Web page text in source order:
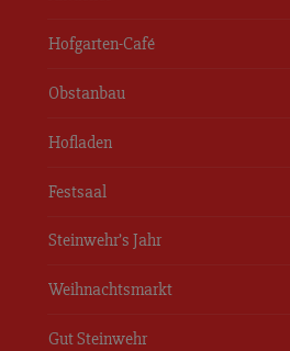
Hofgarten-Café
Obstanbau
Hofladen
Festsaal
Steinwehr’s Jahr
Weihnachtsmarkt
Gut Steinwehr